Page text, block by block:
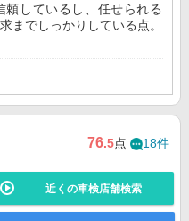
しているし、任せられる
までしっかりしている点。
76.5点 18件
近くの車検店舗検索